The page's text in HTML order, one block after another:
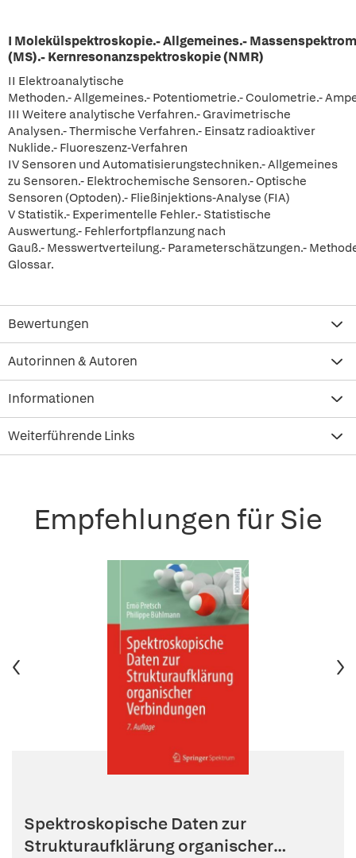
I Molekülspektroskopie.- Allgemeines.-
(MS).- Kernresonanzspektroskopie (NMR)
II Elektroanalytische
Methoden.- Allgemeines.- Potentiometrie.- Coulometrie.-
III Weitere analytische Verfahren.- Gravimetrische
Analysen.- Thermische Verfahren.- Einsatz radioaktiver
Nuklide.- Fluoreszenz-Verfahren
IV Sensoren und Automatisierungstechniken.- Allgemeines
zu Sensoren.- Elektrochemische Sensoren.- Optische
Sensoren (Optoden).- Fließinjektions-Analyse (FIA)
V Statistik.- Experimentelle Fehler.- Statistische
Auswertung.- Fehlerfortpflanzung nach
Gauß.- Messwertverteilung.- Parameterschätzungen.-
Glossar.
Bewertungen
Autorinnen & Autoren
Informationen
Weiterführende Links
Empfehlungen für Sie
Spektroskopische Daten zur
Strukturaufklärung organischer